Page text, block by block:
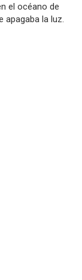
el océano de
apagaba la luz.